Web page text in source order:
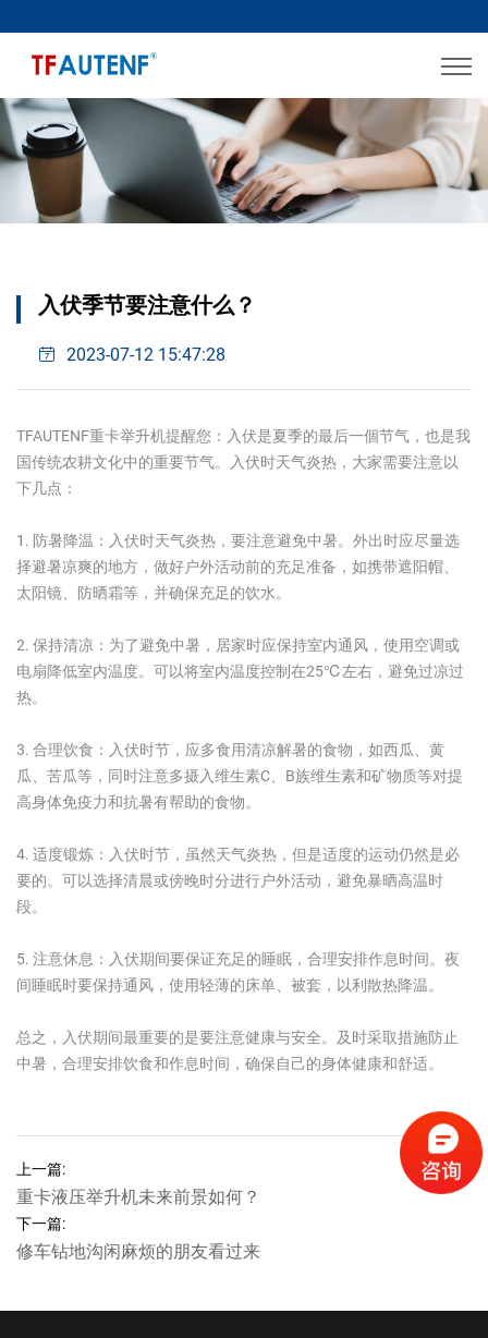
入伏季节要注意什么？
2023-07-12 15:47:28
TFAUTENF重卡举升机提醒您：入伏是夏季的最后一個节气，也是我
国传统农耕文化中的重要节气。入伏时天气炎热，大家需要注意以
下几点：
1. 防暑降温：入伏时天气炎热，要注意避免中暑。外出时应尽量选
择避暑凉爽的地方，做好户外活动前的充足准备，如携带遮阳帽、
太阳镜、防晒霜等，并确保充足的饮水。
2. 保持清凉：为了避免中暑，居家时应保持室内通风，使用空调或
电扇降低室内温度。可以将室内温度控制在25℃左右，避免过凉过
热。
3. 合理饮食：入伏时节，应多食用清凉解暑的食物，如西瓜、黄
瓜、苦瓜等，同时注意多摄入维生素C、B族维生素和矿物质等对提
高身体免疫力和抗暑有帮助的食物。
4. 适度锻炼：入伏时节，虽然天气炎热，但是适度的运动仍然是必
要的。可以选择清晨或傍晚时分进行户外活动，避免暴晒高温时
段。
5. 注意休息：入伏期间要保证充足的睡眠，合理安排作息时间。夜
间睡眠时要保持通风，使用轻薄的床单、被套，以利散热降温。
总之，入伏期间最重要的是要注意健康与安全。及时采取措施防止
中暑，合理安排饮食和作息时间，确保自己的身体健康和舒适。
上一篇:
重卡液压举升机未来前景如何？
下一篇:
修车钻地沟闲麻烦的朋友看过来